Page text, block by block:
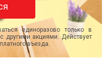
единоразово только в
другими акциями. Действует
въезда.